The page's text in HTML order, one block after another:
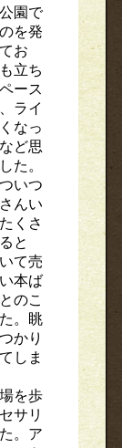
園で
を発
お
立ち
ース
ライ
なっ
ど思
た。
いつ
んい
くさ
と
て売
本ば
のこ
。眺
かり
しま
を歩
サリ
。ア